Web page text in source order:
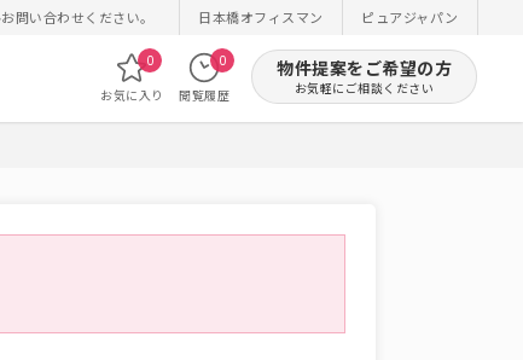
問い合わせください。 日本橋オフィスマン ピュアジャパン
お気に入り
0
閲覧履歴
0 物件提案をご希望の方
お気軽にご相談ください